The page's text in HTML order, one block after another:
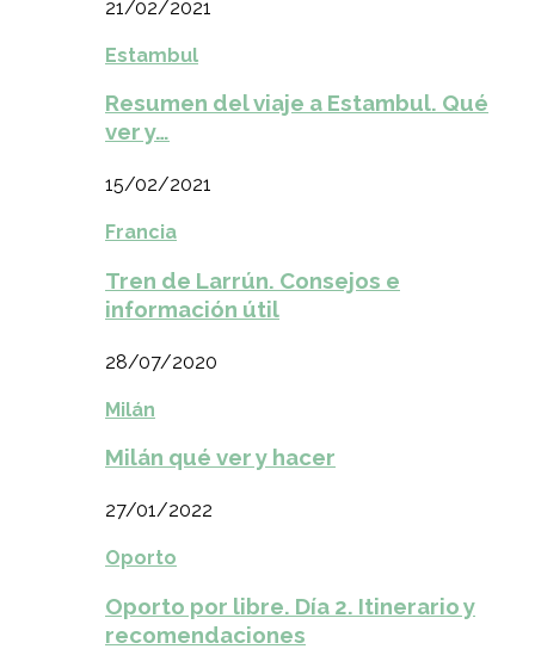
21/02/2021
Estambul
Resumen del viaje a Estambul. Qué
ver y…
15/02/2021
Francia
Tren de Larrún. Consejos e
información útil
28/07/2020
Milán
Milán qué ver y hacer
27/01/2022
Oporto
Oporto por libre. Día 2. Itinerario y
recomendaciones